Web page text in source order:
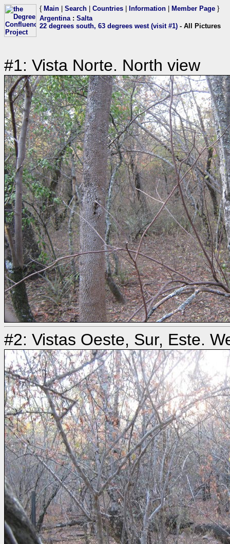
{ Main Search Countries Information Member Page }
Argentina: Salta
22 degrees south, 63 degrees west (visit #1) - All Pictures
#1: Vista Norte. North view
#2: Vistas Oeste, Sur, Este.